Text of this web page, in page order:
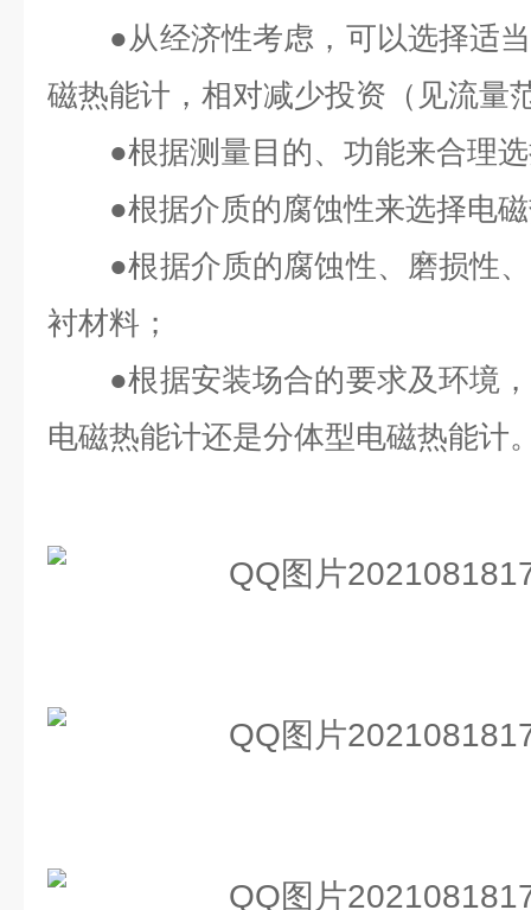
●从经济性考虑，可以选择适当
磁热能计，相对减少投资（见流量
●根据测量目的、功能来合理选
●根据介质的腐蚀性来选择电磁
●根据介质的腐蚀性、磨损性、
衬材料；
●根据安装场合的要求及环境，
电磁热能计还是分体型电磁热能计